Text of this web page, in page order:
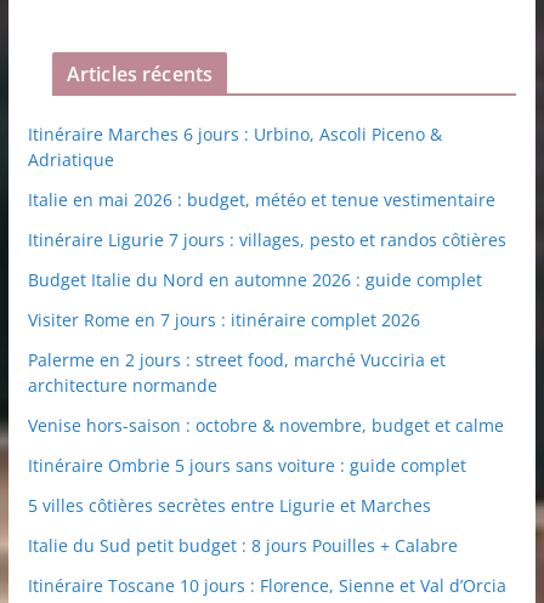
Articles récents
Itinéraire Marches 6 jours : Urbino, Ascoli Piceno &
Adriatique
Italie en mai 2026 : budget, météo et tenue vestimentaire
Itinéraire Ligurie 7 jours : villages, pesto et randos côtières
Budget Italie du Nord en automne 2026 : guide complet
Visiter Rome en 7 jours : itinéraire complet 2026
Palerme en 2 jours : street food, marché Vucciria et
architecture normande
Venise hors-saison : octobre & novembre, budget et calme
Itinéraire Ombrie 5 jours sans voiture : guide complet
5 villes côtières secrètes entre Ligurie et Marches
Italie du Sud petit budget : 8 jours Pouilles + Calabre
Itinéraire Toscane 10 jours : Florence, Sienne et Val d’Orcia